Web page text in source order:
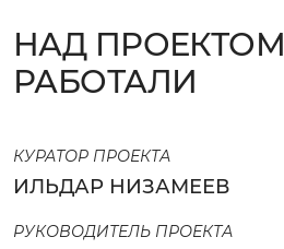
НАД ПРОЕКТОМ
РАБОТАЛИ
КУРАТОР ПРОЕКТА
ИЛЬДАР НИЗАМЕЕВ
РУКОВОДИТЕЛЬ ПРОЕКТА